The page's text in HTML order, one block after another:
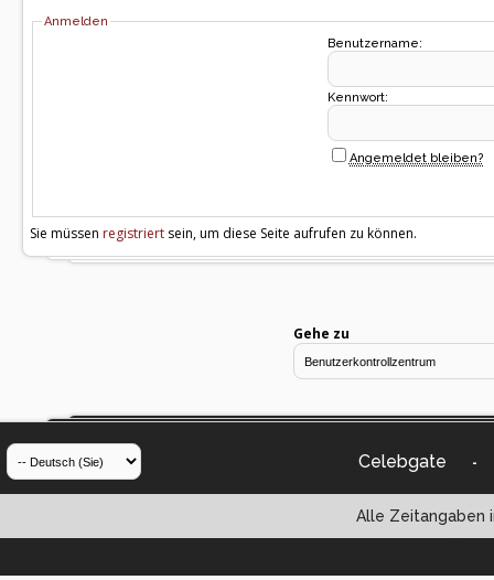
Anmelden
Benutzername:
Kennwort:
Angemeldet bleiben?
Sie müssen registriert sein, um diese Seite aufrufen zu können.
Gehe zu
Celebgate -
Alle Zeitangaben